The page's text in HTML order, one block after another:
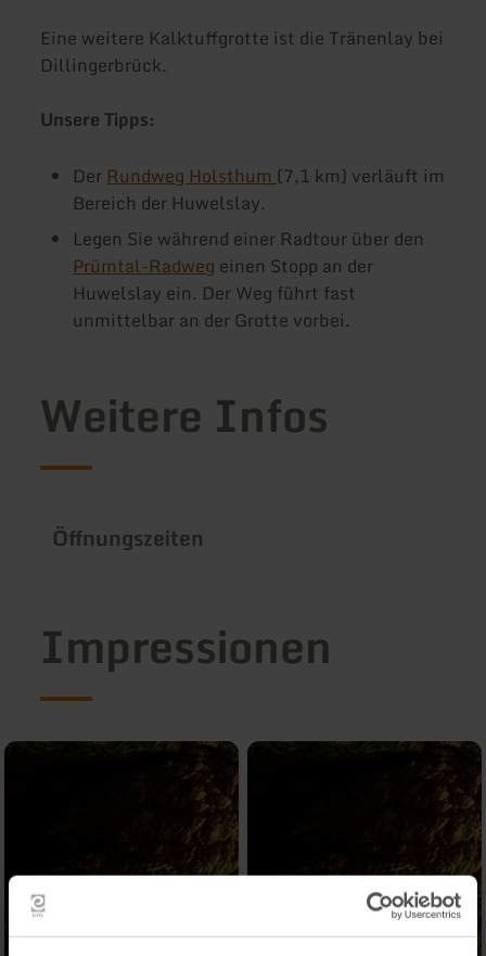
Eine weitere Kalktuffgrotte ist die Tränenlay bei
Dillingerbrück.
Unsere Tipps:
Der Rundweg Holsthum (7,1 km) verläuft im
Bereich der Huwelslay.
Legen Sie während einer Radtour über den
Prümtal-Radweg einen Stopp an der
Huwelslay ein. Der Weg führt fast
unmittelbar an der Grotte vorbei.
Weitere Infos
Öffnungszeiten
Impressionen